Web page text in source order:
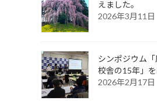
えました。
2026年3月11日
シンポジウム
校舎の15年」
2026年2月17日